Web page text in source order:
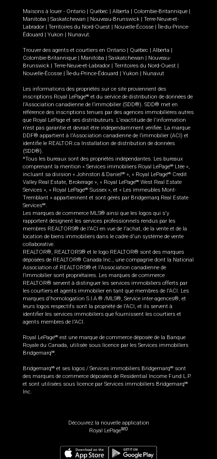
Maisons à louer - Ontario Québec Alberta Colombie-Britannique
Manitoba
Saskatchewan Nouveau-Brunswick
Terre-Neuve-et-
Labrador
Territoires du Nord-Ouest Nouvelle-Écosse
Île-du-Prince-
Édouard
Yukon Nunavut.
Trouver des agents et courtiers en Ontario Québec Alberta
Colombie-Britannique
Manitoba Saskatchewan
Nouveau-
Brunswick
Terre-Neuve-et-Labrador Territoires du Nord-Ouest
Nouvelle-Écosse
Île-du-Prince-Édouard Yukon Nunavut
Les informations des propriétés sur ce site proviennent des
inscriptions Royal LePageMD et du service de distribution de données de
l'Association canadienne de l’immobilier (SDD®). SDD® met en
référence des inscriptions tenues par des agences immobilières autres
que Royal LePage et ses distributeurs. L'exactitude de l'information
n'est pas garantie et devrait être indépendamment vérifiée. La marque
DDF® appartient à l'Association canadienne de l’immobilier (ACI) et
identifie le REALTOR.ca Installation de distribution de données
(SDD®).
*Tous les bureaux sont des propriétés indépendantes. Les bureaux
comprenant la mention « Services immobiliers Royal LePageMD
Ltée »,
incluant sa division « Johnston & Daniel MD », « Royal LePageMD
Credit
Valley Real Estate, Brokerage », « Royal LePageMD West Real Estate
Services », « Royal LePageMD Sussex », et « Les immeubles Mont-
Tremblant » appartiennent et sont gérés par Bridgemarq Real Estate
ServicesMD.
Les marques de commerce MLS® ainsi que les logos qui s'y
rapportent désignent les services professionnels rendus par les
membres REALTORS® de l'ACI en vue de l'achat, de la vente et de la
location de biens immobiliers dans le cadre d'un système de vente
collaborative.
REALTOR®, REALTORS® et le logo REALTOR® sont des marques
déposées de REALTOR® Canada Inc., une compagnie dont la National
Association of REALTORS® et l'Association canadienne de
l’immobilier sont propriétaires. Les marques de commerce
REALTOR® servent à distinguer les services immobiliers offerts par
les courtiers et agents immobilier en tant que membres de l'ACI. Les
marques d'homologation S.I.A.® /MLS®, Service inter-agences®, et
leurs logos respectifs sont la propriété de l'ACI, et ils servent à
identifier les services immobiliers que fournissent les courtiers et
agents membres de l'ACI.
Royal LePageMD est une marque de commerce déposée de la Banque
Royale du Canada, utilisée sous licence par les Services immobiliers
BridgemarqMD.
BridgemarqMD et ses logos / Services immobiliers BridgemarqMD
sont
des marques de commerce déposées de Residential Income Fund L.P.
et sont utilisées sous licence par Services immobiliers BridgemarqMD
Inc.
Découvrez la nouvelle application
Royal LePageMD